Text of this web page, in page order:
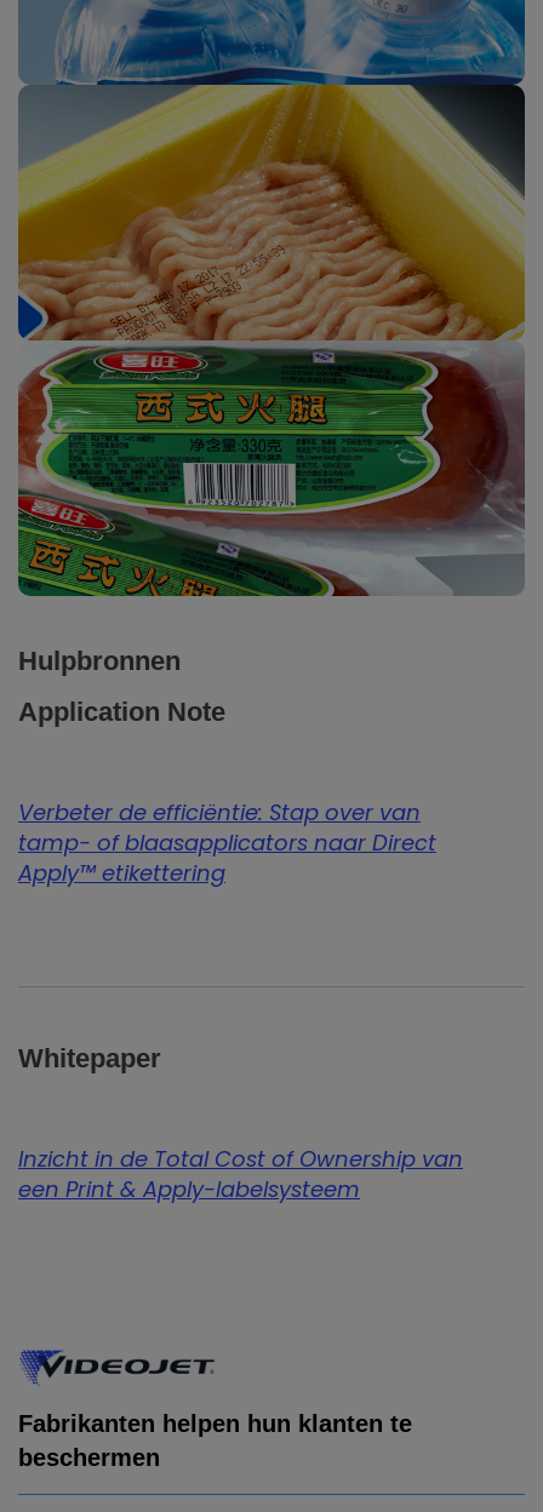
Hulpbronnen
Application Note
Verbeter de efficiëntie: Stap over van
tamp- of blaasapplicators naar Direct
Apply™ etikettering
Whitepaper
Inzicht in de Total Cost of Ownership van
een Print & Apply-labelsysteem
Fabrikanten helpen hun klanten te
beschermen